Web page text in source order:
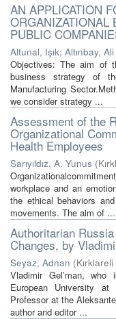
AN APPLICATION
ORGANIZATIONAL
PUBLIC
Altunal, Işık; Altınbay, Ali
Objectives: The aim of
business strategy of
Manufacturing
we consider strategy ...
Assessment of the
Organizational
Health Employees
Sarıyıldız, A. Yunus (
workplace and an
the ethical behaviors
movements. The aim of ...
Authoritarian
Changes, by
Seyaz, Adnan (
Vladimir Gel’man,
European University
Professor at the
author and editor ...